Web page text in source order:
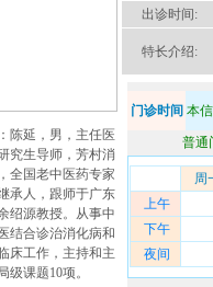
陈延，男，主任医
究生导师，芳村消
全国老中医药专家
承人，跟师于广东
绍源教授。从事中
结合诊治消化病和
床工作，主持和主
级课题10项。
出诊时间:
特长介绍:
门诊时间 本
普通
周
上午
下午
夜间